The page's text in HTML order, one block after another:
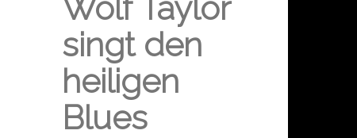
Wolf Taylor
singt den
heiligen
Blues